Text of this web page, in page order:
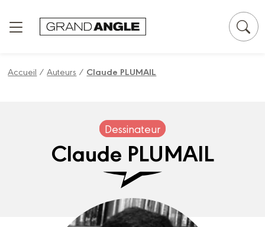
Accueil /Auteurs / Claude PLUMAIL
Dessinateur
Claude PLUMAIL